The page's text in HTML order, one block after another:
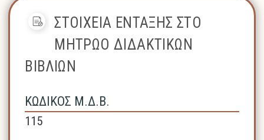
ΣΤΟΙΧΕΙΑ ΕΝΤΑΞΗΣ ΣΤΟ
ΜΗΤΡΩΟ ΔΙΔΑΚΤΙΚΩΝ
ΒΙΒΛΙΩΝ
ΚΩΔΙΚΟΣ Μ.Δ.Β.
115